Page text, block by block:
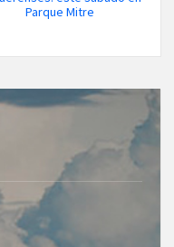
Parque Mitre